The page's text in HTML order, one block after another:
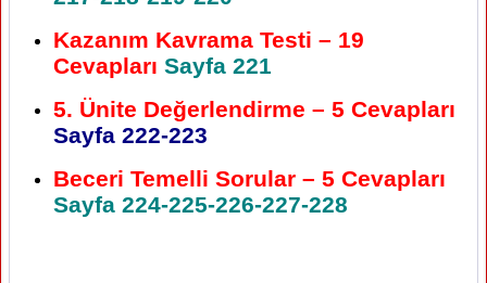
Kazanım Kavrama Testi – 19
Cevapları Sayfa 221
5. Ünite Değerlendirme – 5 Cevapları
Sayfa 222-223
Beceri Temelli Sorular – 5 Cevapları
Sayfa 224-225-226-227-228